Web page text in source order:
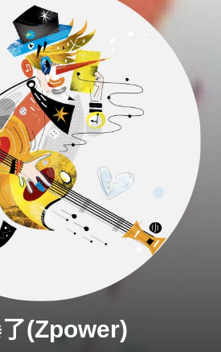
(Zpower)